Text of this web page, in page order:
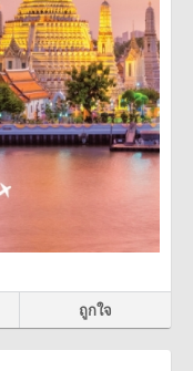
ถูกใจ